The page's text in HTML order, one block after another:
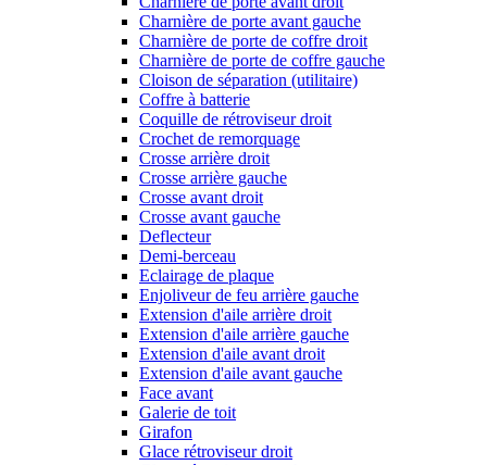
Charnière de porte avant gauche
Charnière de porte de coffre droit
Charnière de porte de coffre gauche
Cloison de séparation (utilitaire)
Coffre à batterie
Coquille de rétroviseur droit
Crochet de remorquage
Crosse arrière droit
Crosse arrière gauche
Crosse avant droit
Crosse avant gauche
Deflecteur
Demi-berceau
Eclairage de plaque
Enjoliveur de feu arrière gauche
Extension d'aile arrière droit
Extension d'aile arrière gauche
Extension d'aile avant droit
Extension d'aile avant gauche
Face avant
Galerie de toit
Girafon
Glace rétroviseur droit